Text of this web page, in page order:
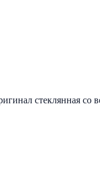
стеклянная со